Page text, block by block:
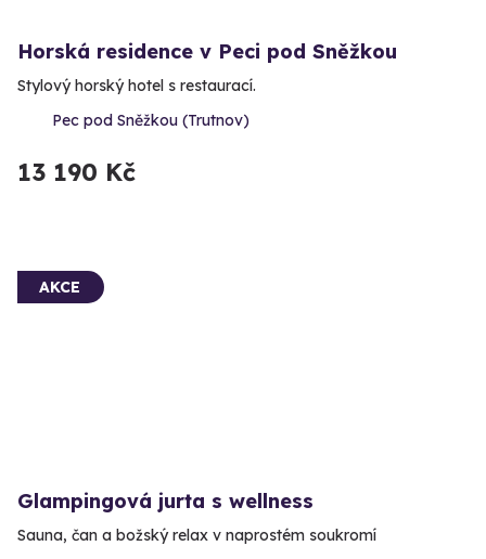
Horská residence v Peci pod Sněžkou
Stylový horský hotel s restaurací.
Pec pod Sněžkou (Trutnov)
13 190 Kč
AKCE
Glampingová jurta s wellness
Sauna, čan a božský relax v naprostém soukromí